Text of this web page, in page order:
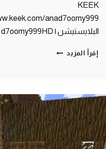
KEEK
البلايستيشن | ps3 ID d7oomy999HD
إقرأ المزيد ماين
#77
77#
MINECRAFT
: